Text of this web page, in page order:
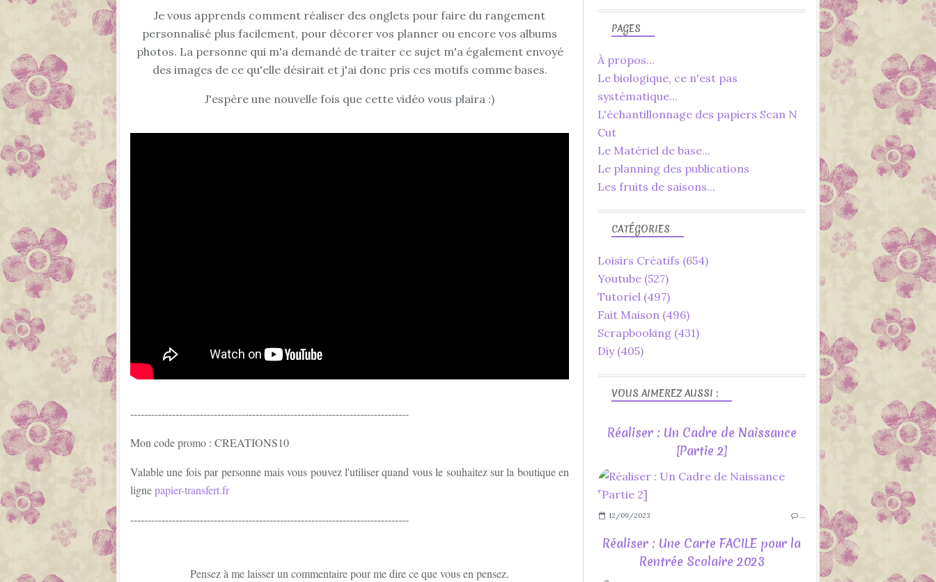
Je vous apprends comment réaliser des onglets pour faire du rangement
personnalisé plus facilement, pour décorer vos planner ou encore vos albums
photos. La personne qui m'a demandé de traiter ce sujet m'a également envoyé
des images de ce qu'elle désirait et j'ai donc pris ces motifs comme bases.
J'espère une nouvelle fois que cette vidéo vous plaira :)
--------------------------------------------------------------------------------
Mon code promo : CREATIONS10
Valable une fois par personne mais vous pouvez l'utiliser quand vous le souhaitez sur la boutique en
lignepapier-transfert.fr
--------------------------------------------------------------------------------
Pensez à me laisser un commentaire pour me dire ce que vous en pensez.
VOUS AIMEREZ AUSSI :
Réaliser : Un Cadre de Naissance
[Partie 2]
12/09/2023 …
Réaliser : Une Carte FACILE pour la
Rentrée Scolaire 2023
PAGES
À propos...
Le biologique, ce n'est pas
systématique...
L'échantillonnage des papiers Scan N
Cut
Le Matériel de base...
Le planning des publications
Les fruits de saisons...
CATÉGORIES
Loisirs Créatifs (654)
Youtube (527)
Tutoriel (497)
Fait Maison (496)
Scrapbooking (431)
Diy(405)